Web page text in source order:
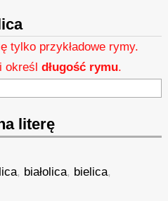
tylko przykładowe rymy.
określdługość rymu.
literę
, białolica, bielica,